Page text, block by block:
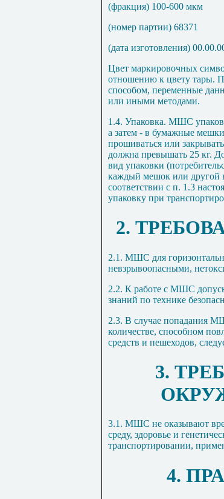
(фракция) 100-600 мкм
(номер партии) 68371
(дата изготовления)
Цвет маркировочных
отношению к цвету тары.
способом, переменные
или иными методами.
1.4. Упаковка. МШС
а затем - в бумажные
прошиваться или
должна превышать 25 кг.
вид упаковки
каждый мешок или другой
соответствии с п. 1.3
упаковку при
2.
2.1. МШС для
невзрывоопасными,
2.2. К работе с МШС
знаний по технике
2.3. В случае попадания
количестве, способном
средств и пешеходов,
3.
3.1. МШС не оказывают
среду, здоровье и
транспортировании,
4.